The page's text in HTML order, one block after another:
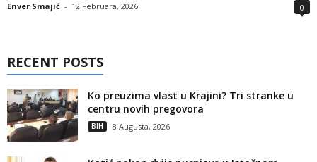
Enver Smajić - 12 Februara, 2026 0
RECENT POSTS
Ko preuzima vlast u Krajini? Tri stranke u
centru novih pregovora
BIH 8 Augusta, 2026